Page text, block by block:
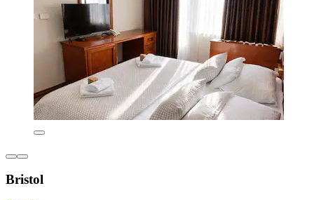
Bristol